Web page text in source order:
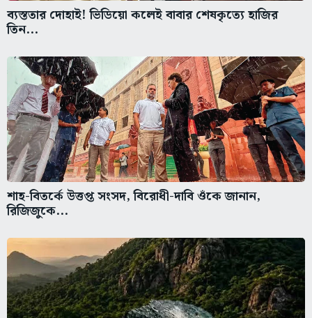
ব্যস্ততার দোহাই! ভিডিয়ো কলেই বাবার শেষকৃত্যে হাজির
তিন...
শাহ-বিতর্কে উত্তপ্ত সংসদ, বিরোধী-দাবি ওঁকে জানান,
রিজিজুকে...